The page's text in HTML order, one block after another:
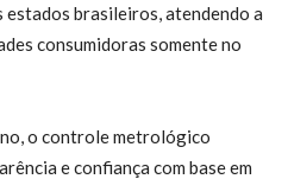
brasileiros, atendendo a
consumidoras somente no
o controle metrológico
e confiança com base em